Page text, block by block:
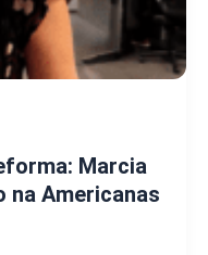
Marcia
na Americanas